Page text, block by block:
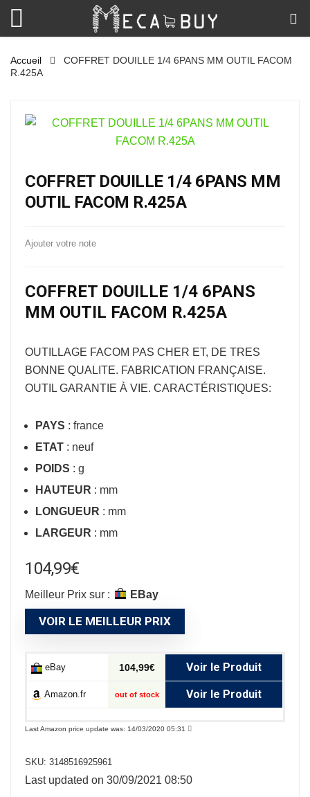
Accueil
COFFRET DOUILLE 1/4 6PANS MM OUTIL FACOM
R.425A
COFFRET DOUILLE 1/4 6PANS MM
OUTIL FACOM R.425A
Ajouter votre note
COFFRET DOUILLE 1/4 6PANS
MM OUTIL FACOM R.425A
OUTILLAGE FACOM PAS CHER ET, DE TRES
BONNE QUALITE. FABRICATION FRANÇAISE.
OUTIL GARANTIE À VIE. CARACTÉRISTIQUES:
PAYS : france
ETAT : neuf
POIDS : g
HAUTEUR : mm
LONGUEUR : mm
LARGEUR : mm
104,99€
Meilleur Prix sur : eBay
VOIR LE MEILLEUR PRIX
eBay 104,99€ Voir le Produit
Amazon.fr out of stock Voir le Produit
Last Amazon price update was: 14/03/2020 05:31
SKU: 3148516925961
Last updated on 30/09/2021 08:50